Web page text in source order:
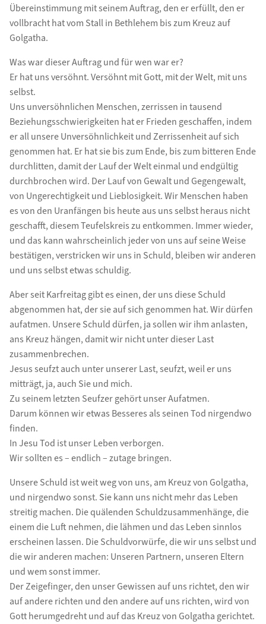
Übereinstimmung mit seinem Auftrag, den er erfüllt, den er
vollbracht hat vom Stall in Bethlehem bis zum Kreuz auf
Golgatha.
Was war dieser Auftrag und für wen war er?
Er hat uns versöhnt. Versöhnt mit Gott, mit der Welt, mit uns
selbst.
Uns unversöhnlichen Menschen, zerrissen in tausend
Beziehungsschwierigkeiten hat er Frieden geschaffen, indem
er all unsere Unversöhnlichkeit und Zerrissenheit auf sich
genommen hat. Er hat sie bis zum Ende, bis zum bitteren Ende
durchlitten, damit der Lauf der Welt einmal und endgültig
durchbrochen wird. Der Lauf von Gewalt und Gegengewalt,
von Ungerechtigkeit und Lieblosigkeit. Wir Menschen haben
es von den Uranfängen bis heute aus uns selbst heraus nicht
geschafft, diesem Teufelskreis zu entkommen. Immer wieder,
und das kann wahrscheinlich jeder von uns auf seine Weise
bestätigen, verstricken wir uns in Schuld, bleiben wir anderen
und uns selbst etwas schuldig.
Aber seit Karfreitag gibt es einen, der uns diese Schuld
abgenommen hat, der sie auf sich genommen hat. Wir dürfen
aufatmen. Unsere Schuld dürfen, ja sollen wir ihm anlasten,
ans Kreuz hängen, damit wir nicht unter dieser Last
zusammenbrechen.
Jesus seufzt auch unter unserer Last, seufzt, weil er uns
mitträgt, ja, auch Sie und mich.
Zu seinem letzten Seufzer gehört unser Aufatmen.
Darum können wir etwas Besseres als seinen Tod nirgendwo
finden.
In Jesu Tod ist unser Leben verborgen.
Wir sollten es – endlich – zutage bringen.
Unsere Schuld ist weit weg von uns, am Kreuz von Golgatha,
und nirgendwo sonst. Sie kann uns nicht mehr das Leben
streitig machen. Die quälenden Schuldzusammenhänge, die
einem die Luft nehmen, die lähmen und das Leben sinnlos
erscheinen lassen. Die Schuldvorwürfe, die wir uns selbst und
die wir anderen machen: Unseren Partnern, unseren Eltern
und wem sonst immer.
Der Zeigefinger, den unser Gewissen auf uns richtet, den wir
auf andere richten und den andere auf uns richten, wird von
Gott herumgedreht und auf das Kreuz von Golgatha gerichtet.